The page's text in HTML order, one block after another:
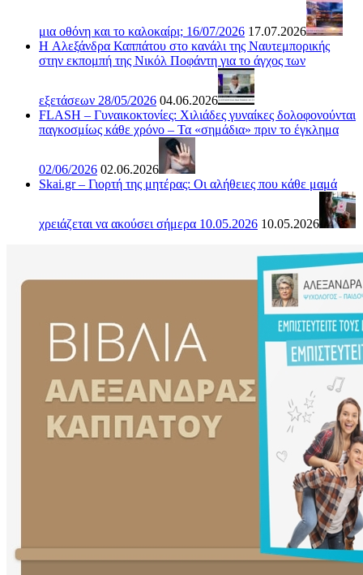
μια οθόνη και το καλοκαίρι; 16/07/2026 17.07.2026
H Αλεξάνδρα Καππάτου στο κανάλι της Ναυτεμπορικής
στην εκπομπή της Νικόλ Ποφάντη για το άγχος των
εξετάσεων 28/05/2026 04.06.2026
FLASH – Γυναικοκτονίες: Χιλιάδες γυναίκες δολοφονούνται
παγκοσμίως κάθε χρόνο – Τα «σημάδια» πριν το έγκλημα
02/06/2026 02.06.2026
Skai.gr – Γιορτή της μητέρας: Οι αλήθειες που κάθε μαμά
χρειάζεται να ακούσει σήμερα 10.05.2026 10.05.2026